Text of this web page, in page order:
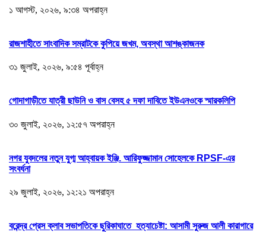
১ আগস্ট, ২০২৬, ৯:৩৪ অপরাহ্ন
রাজশাহীতে সাংবাদিক সম্রাটকে কুপিয়ে জখম, অবস্থা আশঙ্কাজনক
৩১ জুলাই, ২০২৬, ৯:৫৪ পূর্বাহ্ন
গোদাগাড়ীতে যাত্রী ছাউনি ও বাস বেসহ ৫ দফা দাবিতে ইউএনওকে স্মারকলিপি
৩০ জুলাই, ২০২৬, ১২:৫৭ অপরাহ্ন
নগর যুবদলের নতুন যুগ্ম আহ্বায়ক ইঞ্জি. আরিফুজ্জামান সোহেলকে RPSF-এর
সংবর্ধনা
২৯ জুলাই, ২০২৬, ১২:২১ অপরাহ্ন
বরেন্দ্র প্রেস ক্লাব সভাপতিকে ছুরিকাঘাতে হত্যাচেষ্টা: আসামী সুরুজ আলী কারাগারে